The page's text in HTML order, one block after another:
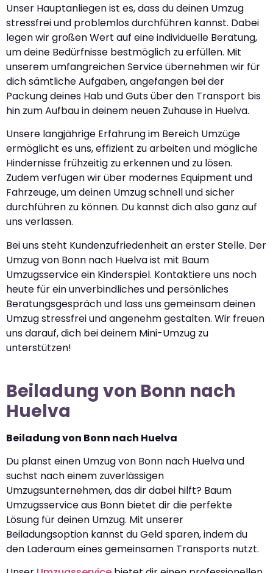
Unser Hauptanliegen ist es, dass du deinen Umzug
stressfrei und problemlos durchführen kannst. Dabei
legen wir großen Wert auf eine individuelle Beratung,
um deine Bedürfnisse bestmöglich zu erfüllen. Mit
unserem umfangreichen Service übernehmen wir für
dich sämtliche Aufgaben, angefangen bei der
Packung deines Hab und Guts über den Transport bis
hin zum Aufbau in deinem neuen Zuhause in Huelva.
Unsere langjährige Erfahrung im Bereich Umzüge
ermöglicht es uns, effizient zu arbeiten und mögliche
Hindernisse frühzeitig zu erkennen und zu lösen.
Zudem verfügen wir über modernes Equipment und
Fahrzeuge, um deinen Umzug schnell und sicher
durchführen zu können. Du kannst dich also ganz auf
uns verlassen.
Bei uns steht Kundenzufriedenheit an erster Stelle. Der
Umzug von Bonn nach Huelva ist mit Baum
Umzugsservice ein Kinderspiel. Kontaktiere uns noch
heute für ein unverbindliches und persönliches
Beratungsgespräch und lass uns gemeinsam deinen
Umzug stressfrei und angenehm gestalten. Wir freuen
uns darauf, dich bei deinem Mini-Umzug zu
unterstützen!
Beiladung von Bonn nach
Huelva
Beiladung von Bonn nach Huelva
Du planst einen Umzug von Bonn nach Huelva und
suchst nach einem zuverlässigen
Umzugsunternehmen, das dir dabei hilft? Baum
Umzugsservice aus Bonn bietet dir die perfekte
Lösung für deinen Umzug. Mit unserer
Beiladungsoption kannst du Geld sparen, indem du
den Laderaum eines gemeinsamen Transports nutzt.